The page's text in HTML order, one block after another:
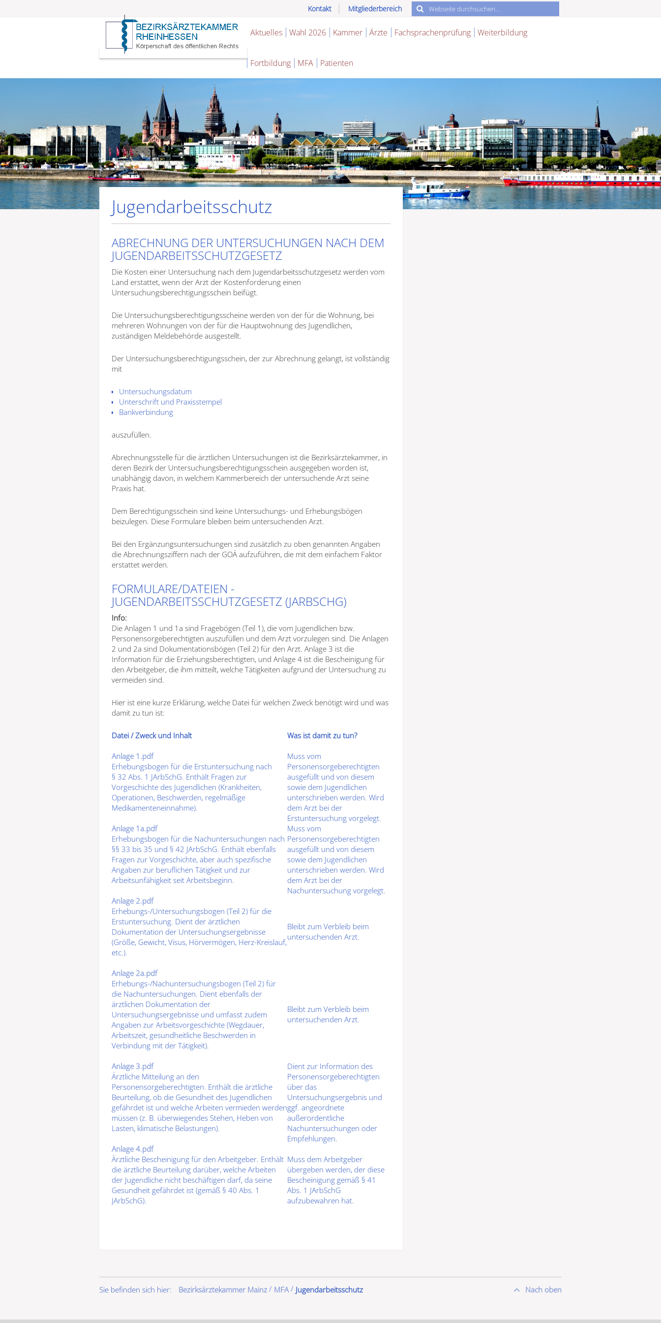
Kontakt Mitgliederbereich
Aktuelles Wahl 2026 Kammer Ärzte Fachsprachenprüfung Weiterbildung
Fortbildung MFA Patienten
Jugendarbeitsschutz
ABRECHNUNG DER UNTERSUCHUNGEN NACH DEM
JUGENDARBEITSSCHUTZGESETZ
Die Kosten einer Untersuchung nach dem Jugendarbeitsschutzgesetz werden vom
Land erstattet, wenn der Arzt der Kostenforderung einen
Untersuchungsberechtigungsschein beifügt.
Die Untersuchungsberechtigungsscheine werden von der für die Wohnung, bei
mehreren Wohnungen von der für die Hauptwohnung des Jugendlichen,
zuständigen Meldebehörde ausgestellt.
Der Untersuchungsberechtigungsschein, der zur Abrechnung gelangt, ist vollständig
mit
Untersuchungsdatum
Unterschrift und Praxisstempel
Bankverbindung
auszufüllen.
Abrechnungsstelle für die ärztlichen Untersuchungen ist die Bezirksärztekammer, in
deren Bezirk der Untersuchungsberechtigungsschein ausgegeben worden ist,
unabhängig davon, in welchem Kammerbereich der untersuchende Arzt seine
Praxis hat.
Dem Berechtigungsschein sind keine Untersuchungs- und Erhebungsbögen
beizulegen. Diese Formulare bleiben beim untersuchenden Arzt.
Bei den Ergänzungsuntersuchungen sind zusätzlich zu oben genannten Angaben
die Abrechnungsziffern nach der GOÄ aufzuführen, die mit dem einfachem Faktor
erstattet werden.
FORMULARE/DATEIEN -
JUGENDARBEITSSCHUTZGESETZ (JARBSCHG)
Info:
Die Anlagen 1 und 1a sind Fragebögen (Teil 1), die vom Jugendlichen bzw.
Personensorgeberechtigten auszufüllen und dem Arzt vorzulegen sind. Die Anlagen
2 und 2a sind Dokumentationsbögen (Teil 2) für den Arzt. Anlage 3 ist die
Information für die Erziehungsberechtigten, und Anlage 4 ist die Bescheinigung für
den Arbeitgeber, die ihm mitteilt, welche Tätigkeiten aufgrund der Untersuchung zu
vermeiden sind.
Hier ist eine kurze Erklärung, welche Datei für welchen Zweck benötigt wird und was
damit zu tun ist:
Datei / Zweck und Inhalt Was ist damit zu tun?
Anlage 1.pdf
Erhebungsbogen für die Erstuntersuchung nach
§ 32 Abs. 1 JArbSchG. Enthält Fragen zur
Vorgeschichte des Jugendlichen (Krankheiten,
Operationen, Beschwerden, regelmäßige
Medikamenteneinnahme).
Muss vom
Personensorgeberechtigten
ausgefüllt und von diesem
sowie dem Jugendlichen
unterschrieben werden. Wird
dem Arzt bei der
Erstuntersuchung vorgelegt.
Anlage 1a.pdf
Erhebungsbogen für die Nachuntersuchungen nach
§§ 33 bis 35 und § 42 JArbSchG. Enthält ebenfalls
Fragen zur Vorgeschichte, aber auch spezifische
Angaben zur beruflichen Tätigkeit und zur
Arbeitsunfähigkeit seit Arbeitsbeginn.
Muss vom
Personensorgeberechtigten
ausgefüllt und von diesem
sowie dem Jugendlichen
unterschrieben werden. Wird
dem Arzt bei der
Nachuntersuchung vorgelegt.
Anlage 2.pdf
Erhebungs-/Untersuchungsbogen (Teil 2) für die
Erstuntersuchung. Dient der ärztlichen
Dokumentation der Untersuchungsergebnisse
(Größe, Gewicht, Visus, Hörvermögen, Herz-Kreislauf,
etc.).
Bleibt zum Verbleib beim
untersuchenden Arzt.
Anlage 2a.pdf
Erhebungs-/Nachuntersuchungsbogen (Teil 2) für
die Nachuntersuchungen. Dient ebenfalls der
ärztlichen Dokumentation der
Untersuchungsergebnisse und umfasst zudem
Angaben zur Arbeitsvorgeschichte (Wegdauer,
Arbeitszeit, gesundheitliche Beschwerden in
Verbindung mit der Tätigkeit).
Bleibt zum Verbleib beim
untersuchenden Arzt.
Anlage 3.pdf
Ärztliche Mitteilung an den
Personensorgeberechtigten. Enthält die ärztliche
Beurteilung, ob die Gesundheit des Jugendlichen
gefährdet ist und welche Arbeiten vermieden werden
müssen (z. B. überwiegendes Stehen, Heben von
Lasten, klimatische Belastungen).
Dient zur Information des
Personensorgeberechtigten
über das
Untersuchungsergebnis und
ggf. angeordnete
außerordentliche
Nachuntersuchungen oder
Empfehlungen.
Anlage 4.pdf
Ärztliche Bescheinigung für den Arbeitgeber. Enthält
die ärztliche Beurteilung darüber, welche Arbeiten
der Jugendliche nicht beschäftigen darf, da seine
Gesundheit gefährdet ist (gemäß § 40 Abs. 1
JArbSchG).
Muss dem Arbeitgeber
übergeben werden, der diese
Bescheinigung gemäß § 41
Abs. 1 JArbSchG
aufzubewahren hat.
Sie befinden sich hier: Bezirksärztekammer Mainz MFA Jugendarbeitsschutz Nach oben